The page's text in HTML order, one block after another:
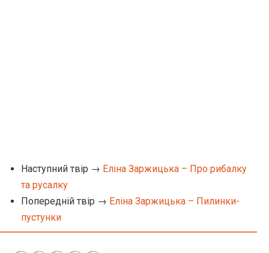
Наступний твір → Еліна Заржицька – Про рибалку
та русалку
Попередній твір → Еліна Заржицька – Пилинки-
пустунки